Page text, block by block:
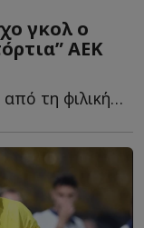
γκολ ο
ΑΕΚ
Δείτε τα καλύτερα στιγμιότυπα από τη φιλική νίκη της Έ...